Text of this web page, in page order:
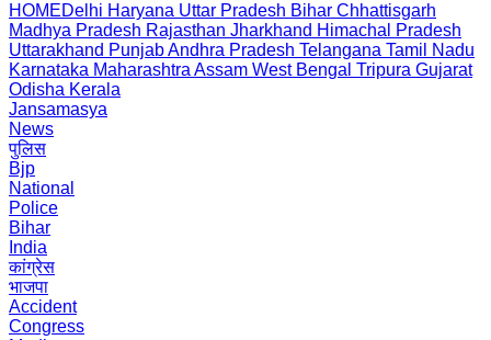
HOMEDelhi Haryana Uttar Pradesh Bihar Chhattisgarh
Madhya Pradesh Rajasthan Jharkhand Himachal Pradesh
Uttarakhand PunjabAndhra Pradesh Telangana Tamil Nadu
Karnataka Maharashtra Assam West Bengal Tripura Gujarat
Odisha Kerala
Jansamasya
News
पुलिस
Bjp
National
Police
Bihar
India
कांग्रेस
भाजपा
Accident
Congress